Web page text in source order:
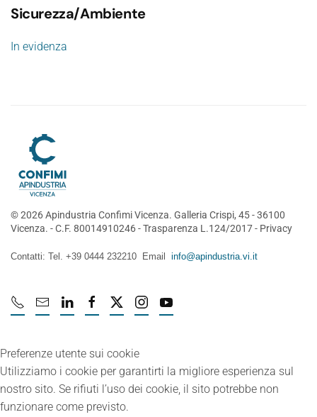
Sicurezza/Ambiente
In evidenza
©2026Apindustria Confimi Vicenza. Galleria Crispi, 45 - 36100
Vicenza. - C.F. 80014910246 -Trasparenza L.124/2017- Privacy
Contatti: Tel. +39 0444 232210 Email info@apindustria.vi.it
Preferenze utente sui cookie
Utilizziamo i cookie per garantirti la migliore esperienza sul
nostro sito. Se rifiuti l’uso dei cookie, il sito potrebbe non
funzionare come previsto.